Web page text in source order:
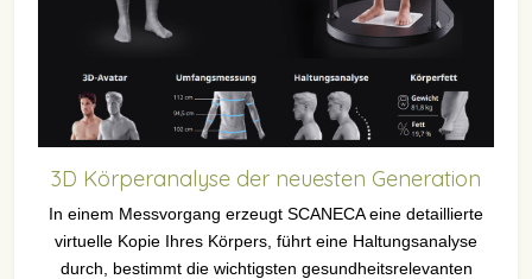
3D Körperanalyse der neuesten Generation
In einem Messvorgang erzeugt SCANECA eine detaillierte
virtuelle Kopie Ihres Körpers, führt eine Haltungsanalyse
durch, bestimmt die wichtigsten gesundheitsrelevanten